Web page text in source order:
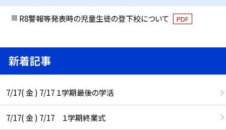
R8警報等発表時の児童生徒の登下校について PDF
新着記事
7/17( 金 ) 7/17 １学期最後の学活
7/17( 金 ) 7/17 １学期終業式